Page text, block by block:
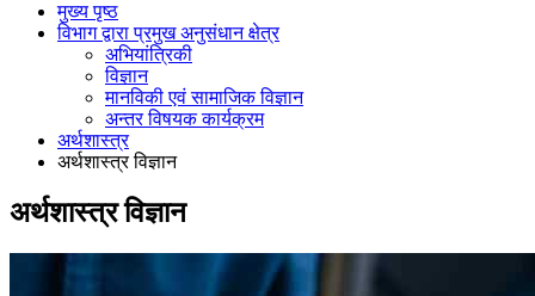
मुख्य पृष्ठ
विभाग द्वारा प्रमुख अनुसंधान क्षेत्र
अभियांत्रिकी
विज्ञान
मानविकी एवं सामाजिक विज्ञान
अन्तर विषयक कार्यक्रम
अर्थशास्त्र
अर्थशास्त्र विज्ञान
अर्थशास्त्र विज्ञान